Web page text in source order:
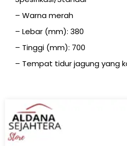
– Warna merah
– Lebar (mm): 380
– Tinggi (mm): 700
– Tempat tidur jagung yang